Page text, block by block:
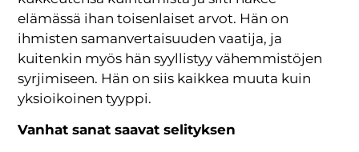
elämässä ihan toisenlaiset arvot. Hän on
ihmisten samanvertaisuuden vaatija, ja
kuitenkin myös hän syyllistyy vähemmistöjen
syrjimiseen. Hän on siis kaikkea muuta kuin
yksioikoinen tyyppi.
Vanhat sanat saavat selityksen